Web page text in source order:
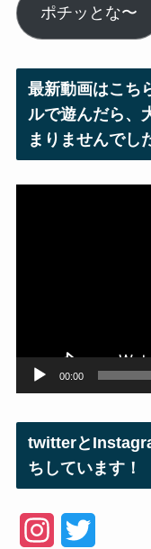
ル
ア
ス
ポチッとな〜
最新動画はこち
ルで遊んだら、
まりませんでし
00:00
twitterと
ちしています！